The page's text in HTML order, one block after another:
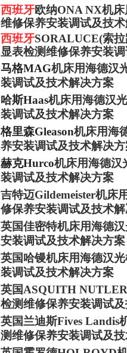
西班牙欧纳ONA NX机
维修保养安装调试及技
西班牙SORALUCE(索
显表检测维修保养安装
马格MAG机床用海德汉
装调试及技术解决方案
哈斯Haas机床用海德汉
装调试及技术解决方案
格里森Gleason机床用海
养安装调试及技术解决
赫克Hurco机床用海德汉
装调试及技术解决方案
吉特迈Gildemeister机床
修保养安装调试及技术
英国佳密特机床用海德
安装调试及技术解决方案
英国哈镘机床用海德汉
装调试及技术解决方案
英国ASQUITH NUTLER
检测维修保养安装调试
英国兰迪斯Fives Landis
测维修保养安装调试及